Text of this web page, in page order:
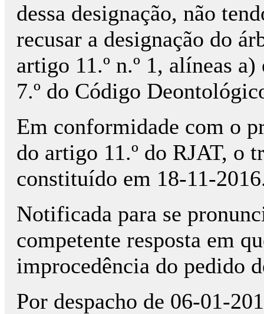
dessa designação, não
recusar a designação do
artigo 11.º n.º 1, alíneas
7.º do Código
Em conformidade com o
do artigo 11.º do RJAT,
constituído em 18-11-
Notificada para se
competente resposta em
improcedência do pedido
Por despacho de 06-01-